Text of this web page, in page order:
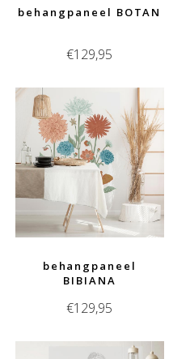
behangpaneel BOTAN
€129,95
behangpaneel
BIBIANA
€129,95